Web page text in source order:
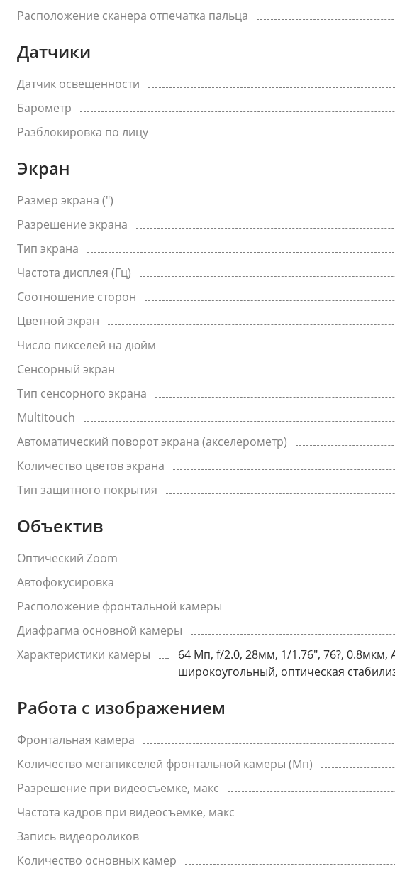
Расположение сканера отпечатка пальца
Датчики
Датчик освещенности
Барометр
Разблокировка по лицу
Экран
Размер экрана (")
Разрешение экрана
Тип экрана
Частота дисплея (Гц)
Соотношение сторон
Цветной экран
Число пикселей на дюйм
Сенсорный экран
Тип сенсорного экрана
Multitouch
Автоматический поворот экрана (акселерометр)
Количество цветов экрана
Тип защитного покрытия
Объектив
Оптический Zoom
Автофокусировка
Расположение фронтальной камеры
Диафрагма основной камеры
Характеристики камеры
64 Мп, f/2.0, 28мм, 1/1.76", 76?, 0.8мкм,
широкоугольный, оптическая
Работа с изображением
Фронтальная камера
Количество мегапикселей фронтальной камеры (Мп)
Разрешение при видеосъемке, макс
Частота кадров при видеосъемке, макс
Запись видеороликов
Количество основных камер